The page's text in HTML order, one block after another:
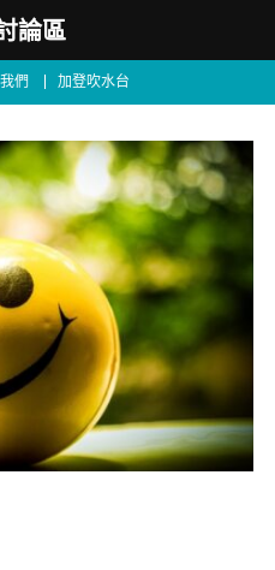
們 加登吹水台
論區